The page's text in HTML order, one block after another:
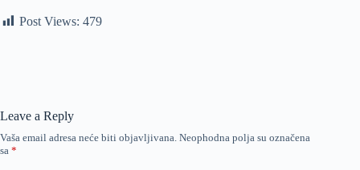
Post Views: 479
Leave a Reply
Vaša email adresa neće biti objavljivana. Neophodna polja su označena
sa *